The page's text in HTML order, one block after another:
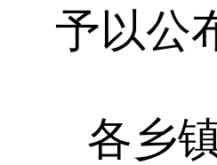
予以公
各乡